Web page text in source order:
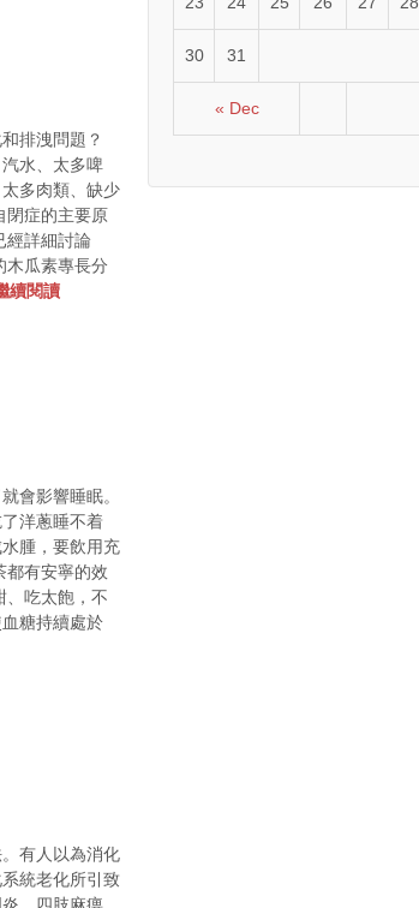
排洩問題？
水、太多啤
多肉類、缺少
閉症的主要原
經詳細討論
木瓜素專長分
續閱讀
會影響睡眠。
洋蔥睡不着
腫，要飲用充
都有安寧的效
、吃太飽，不
糖持續處於
有人以為消化
統老化所引致
、四肢麻痹、
« Dec
30 31